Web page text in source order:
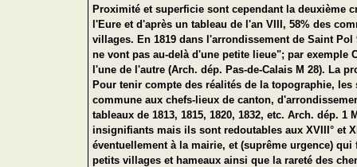
Proximité et superficie sont cependant la deuxième
l'Eure et d'après un tableau de l'an VIII, 58% des
villages. En 1819 dans l'arrondissement de Saint
ne vont pas au-delà d'une petite lieue"; par exemple
l'une de l'autre (Arch. dép. Pas-de-Calais M 28). La
Pour tenir compte des réalités de la topographie,
commune aux chefs-lieux de canton,
tableaux de 1813, 1815, 1820, 1832, etc. Arch. dép. 1
insignifiants mais ils sont redoutables aux XVIII° et
éventuellement à la mairie, et (suprême urgence)
petits villages et hameaux ainsi que la rareté des